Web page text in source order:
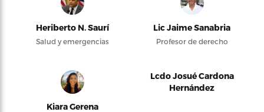
Heriberto N. Saurí
Salud y emergencias
Lic Jaime Sanabria
Profesor de derecho
Kiara Gerena
Lcdo Josué Cardona
Hernández